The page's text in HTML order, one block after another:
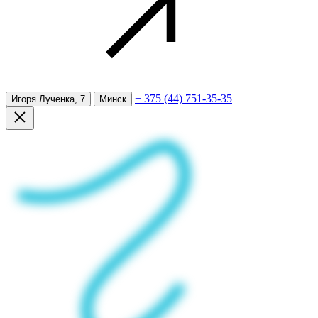
Игоря Лученка, 7 Минск + 375 (44) 751-35-35